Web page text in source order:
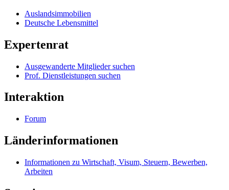
Auslandsimmobilien
Deutsche Lebensmittel
Expertenrat
Ausgewanderte Mitglieder suchen
Prof. Dienstleistungen suchen
Interaktion
Forum
Länderinformationen
Informationen zu Wirtschaft, Visum, Steuern, Bewerben,
Arbeiten